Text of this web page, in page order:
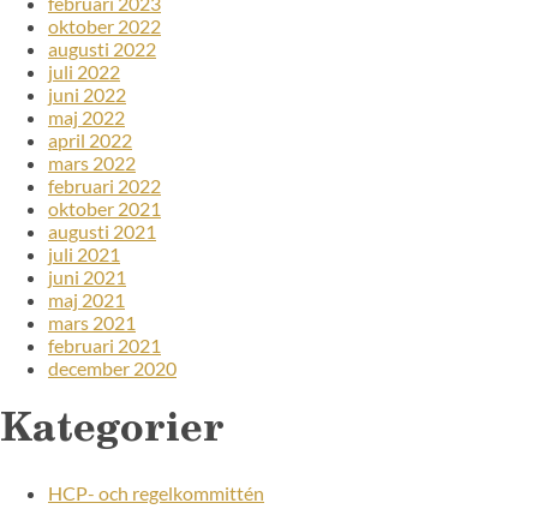
oktober 2022
augusti 2022
juli 2022
juni 2022
maj 2022
april 2022
mars 2022
februari 2022
oktober 2021
augusti 2021
juli 2021
juni 2021
maj 2021
mars 2021
februari 2021
december 2020
Kategorier
HCP- och regelkommittén